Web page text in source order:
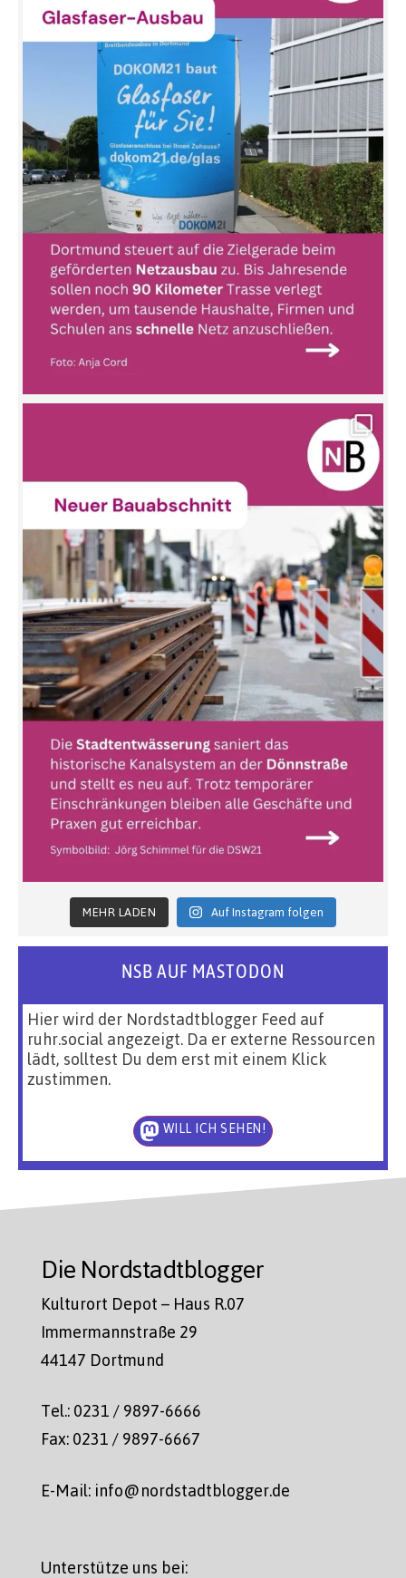
MEHR LADEN Auf Instagram folgen
NSB AUF MASTODON
Hier wird der Nordstadtblogger Feed auf
ruhr.social angezeigt. Da er externe Ressourcen
lädt, solltest Du dem erst mit einem Klick
zustimmen.
WILL ICH SEHEN!
Die Nordstadtblogger
Kulturort Depot – Haus R.07
Immermannstraße 29
44147 Dortmund
Tel.: 0231 / 9897-6666
Fax: 0231 / 9897-6667
E-Mail: info@nordstadtblogger.de
Unterstütze uns bei: